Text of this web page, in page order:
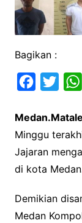
Bagikan :
c
e
b
o
o
k
i
t
t
e
Minggu
Jajaran
di kota
Demikian
Medan